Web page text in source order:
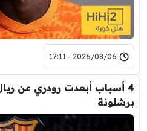
2026/08/06 - 17:11
4 أسباب أبعدت رودري عن
برشلونة